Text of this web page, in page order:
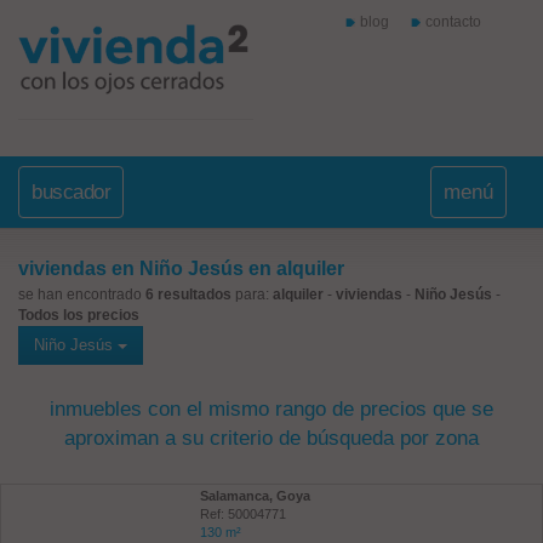
blog contacto
buscador menú
viviendas en Niño Jesús en alquiler
se han encontrado 6 resultados para: alquiler - viviendas - Niño Jesús -
Todos los precios
Niño Jesús
inmuebles con el mismo rango de precios que se
aproximan a su criterio de búsqueda por zona
Salamanca, Goya
Ref: 50004771
130 m²